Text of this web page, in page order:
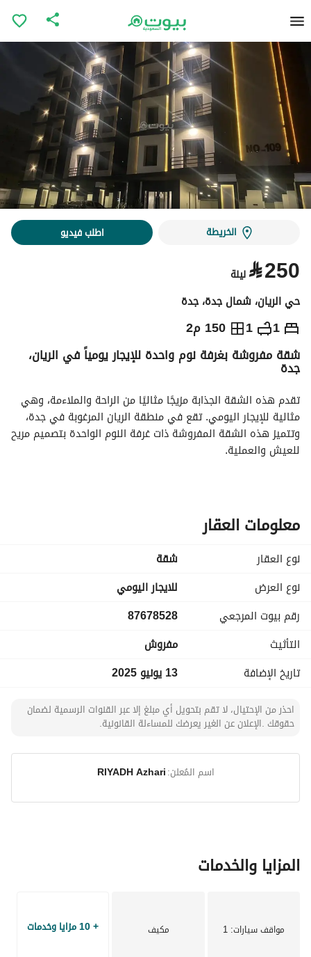
الخريطة اطلب فيديو
⃁250 ليلة
حي الريان، شمال جدة، جدة
1
1 150 م2 ⃁
250 يومياً
السياحة الاماكن القريبة
شقة مفروشة بغرفة نوم واحدة للإيجار يومياً في الريان،
جدة
للعيش والعملية.
- **الحمامات:** حمام واحد مزود بأحدث التجهيزات.
- **المساحة:** 150 متر مربع، مما يوفر مساحة معيشة كافية.
والاستقرار بها على الفور.
العمل.
**تفاصيل الموقع:**
المحلية مثل السوبر ماركت والمطاعم ووسائل النقل العامة.
مريح للإقامة في جدة. مع موقعها الممتاز ومساحة المعيشة
الفرصة؛ اتصل بنا اليوم لترتيب زيارة أو لمزيد من المعلومات. نحن
هنا لمساعدتك في العثور على منزلك المثالي بعيدًا عن منزلك!
معلومات العقار
نوع العقار
شقة
نوع العرض
للايجار اليومي
رقم بيوت المرجعي
87678528
التأثيث
مفروش
تاريخ الإضافة
13 يونيو 2025
احذر من الإحتيال، لا تقم بتحويل أي مبلغ إلا عبر القنوات الرسمية لضمان
حقوقك .الإعلان عن الغير يعرضك للمساءلة القانونية.
اسم المُعلن:RIYADH Azhari
المزايا والخدمات
مواقف سيارات: 1 مكيف + 10 مزايا وخدمات